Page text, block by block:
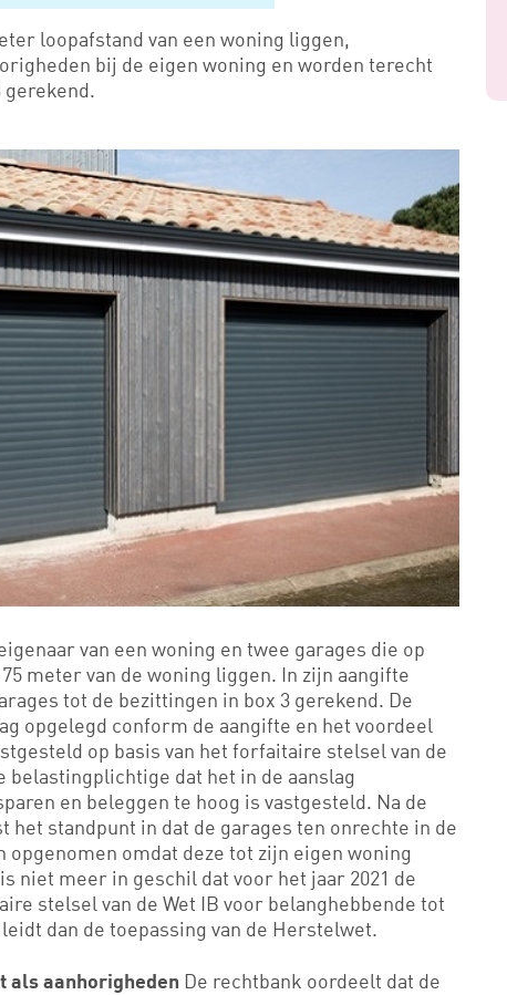
loopafstand van een woning liggen,
bij de eigen woning en worden terecht
van een woning en twee garages die op
meter van de woning liggen. In zijn aangifte
tot de bezittingen in box 3 gerekend. De
opgelegd conform de aangifte en het voordeel
op basis van het forfaitaire stelsel van de
belastingplichtige dat het in de aanslag
en beleggen te hoog is vastgesteld. Na de
het standpunt in dat de garages ten onrechte in de
omdat deze tot zijn eigen woning
niet meer in geschil dat voor het jaar 2021 de
stelsel van de Wet IB voor belanghebbende tot
dan de toepassing van de Herstelwet.
als aanhorigheden De rechtbank oordeelt dat de